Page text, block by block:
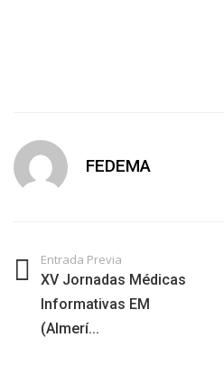
FEDEMA
Entrada Previa
XV Jornadas Médicas
Informativas EM
(Almerí...